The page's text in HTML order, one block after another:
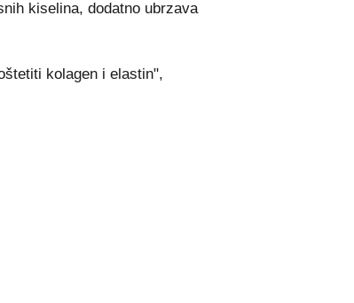
kiselina, dodatno ubrzava
kolagen i elastin",